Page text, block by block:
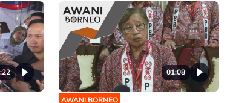
01:08
AWANI BORNEO